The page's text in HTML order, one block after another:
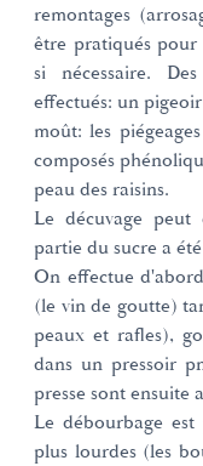
remontages
être pratiqués
si nécessaire.
effectués: un
moût: les
composés
peau des raisins.
Le décuvage
partie du sucre a
On effectue
(le vin de goutte)
peaux et rafles),
dans un pressoir
presse sont ensuite
Le débourbage
plus lourdes (les